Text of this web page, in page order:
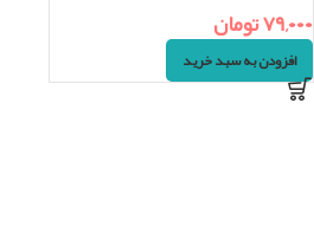
۷۹,۰۰۰تومان
افزودن به سبد خرید